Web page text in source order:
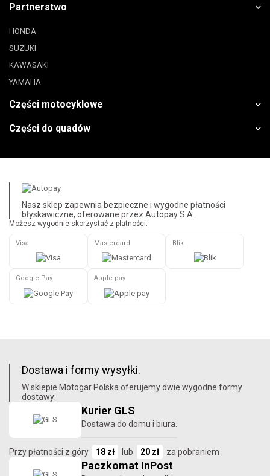
Partnerstwo
HONDA
SUZUKI
KAWASAKI
YAMAHA
Części motocyklowe
Części do quadów
Nasz sklep zapewnia bezpieczne i wygodne płatności
błyskawiczne, oferowane przez Autopay S.A.
Możesz wygodnie skorzystać z płatności:
Visa Mastercard Blik
Google Pay Apple pay
Dostawa i formy wysyłki.
W sklepie Motogar Polska oferujemy dwie wygodne formy
dostawy:
Kurier GLS
Dostawa do domu i biura.
Przy płatności z góry 18 zł lub 20 zł za pobraniem
Paczkomat InPost